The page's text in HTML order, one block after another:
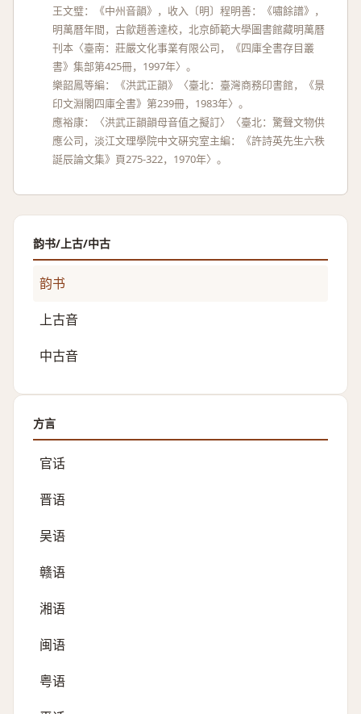
王文璧：《中州音韻》，收入〔明〕程明善：《嘯餘譜》，
明萬曆年間，古歙趙善達校，北京師範大學圖書館藏明萬曆
刊本〈臺南：莊嚴文化事業有限公司，《四庫全書存目叢
書》集部第425冊，1997年〉。
樂韶鳳等編：《洪武正韻》〈臺北：臺灣商務印書館，《景
印文淵閣四庫全書》第239冊，1983年〉。
應裕康：〈洪武正韻韻母音值之擬訂〉〈臺北：驚聲文物供
應公司，淡江文理學院中文硏究室主編：《許詩英先生六秩
誕辰論文集》頁275-322，1970年〉。
韵书/上古/中古
韵书
上古音
中古音
方言
官话
晋语
吴语
赣语
湘语
闽语
粤语